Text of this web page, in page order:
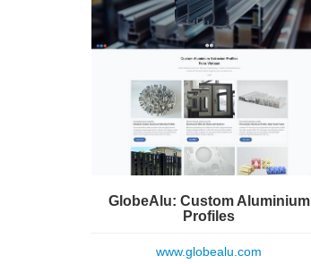
GlobeAlu: Custom Aluminium
Profiles
www.globealu.com